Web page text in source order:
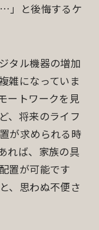
」と後悔するケ
タル機器の増加
雑になっていま
ートワークを見
、将来のライフ
が求められる時
れば、家族の具
置が可能です
、思わぬ不便さ